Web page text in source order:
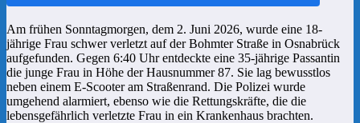
Am frühen Sonntagmorgen, dem 2. Juni 2026, wurde eine 18-
jährige Frau schwer verletzt auf der Bohmter Straße in Osnabrück
aufgefunden. Gegen 6:40 Uhr entdeckte eine 35-jährige Passantin
die junge Frau in Höhe der Hausnummer 87. Sie lag bewusstlos
neben einem E-Scooter am Straßenrand. Die Polizei wurde
umgehend alarmiert, ebenso wie die Rettungskräfte, die die
lebensgefährlich verletzte Frau in ein Krankenhaus brachten.